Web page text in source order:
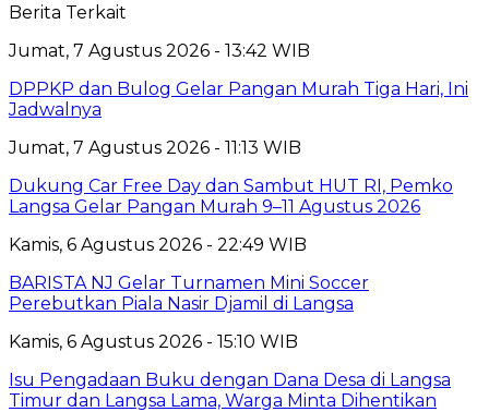
Berita Terkait
Jumat, 7 Agustus 2026 - 13:42 WIB
DPPKP dan Bulog Gelar Pangan Murah Tiga Hari, Ini
Jadwalnya
Jumat, 7 Agustus 2026 - 11:13 WIB
Dukung Car Free Day dan Sambut HUT RI, Pemko
Langsa Gelar Pangan Murah 9–11 Agustus 2026
Kamis, 6 Agustus 2026 - 22:49 WIB
BARISTA NJ Gelar Turnamen Mini Soccer
Perebutkan Piala Nasir Djamil di Langsa
Kamis, 6 Agustus 2026 - 15:10 WIB
Isu Pengadaan Buku dengan Dana Desa di Langsa
Timur dan Langsa Lama, Warga Minta Dihentikan